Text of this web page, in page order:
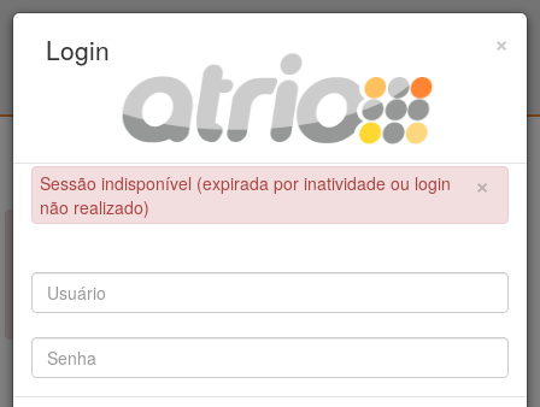
Metalúrgica e de Materiais - COPPE / UFRJ
×
NÃO FOI POSSÍVEL CONCLUIR A OPERAÇÃO
Sessão indisponível (expirada por inatividade ou login não
×
Login
×
Sessão indisponível (expirada por inatividade ou login
não realizado)